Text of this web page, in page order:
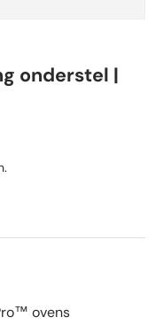
onderstel |
ovens